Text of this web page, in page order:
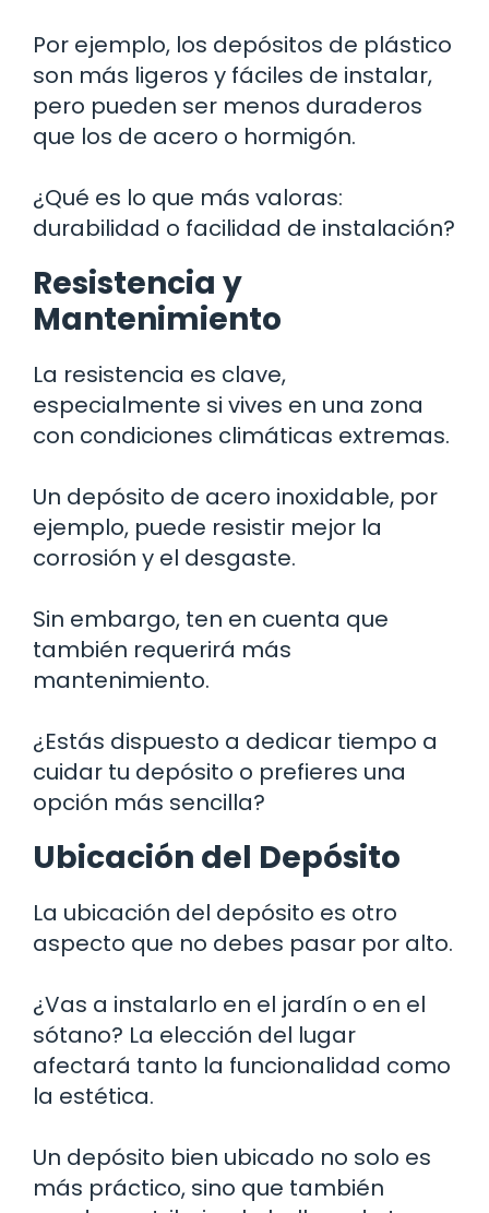
Por ejemplo, los depósitos de plástico
son más ligeros y fáciles de instalar,
pero pueden ser menos duraderos
que los de acero o hormigón.
¿Qué es lo que más valoras:
durabilidad o facilidad de instalación?
Resistencia y
Mantenimiento
La resistencia es clave,
especialmente si vives en una zona
con condiciones climáticas extremas.
Un depósito de acero inoxidable, por
ejemplo, puede resistir mejor la
corrosión y el desgaste.
Sin embargo, ten en cuenta que
también requerirá más
mantenimiento.
¿Estás dispuesto a dedicar tiempo a
cuidar tu depósito o prefieres una
opción más sencilla?
Ubicación del Depósito
La ubicación del depósito es otro
aspecto que no debes pasar por alto.
¿Vas a instalarlo en el jardín o en el
sótano? La elección del lugar
afectará tanto la funcionalidad como
la estética.
Un depósito bien ubicado no solo es
más práctico, sino que también